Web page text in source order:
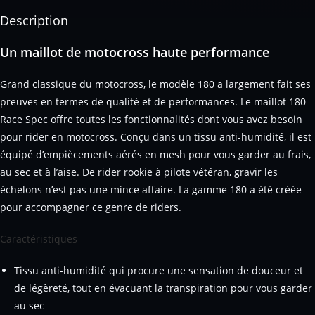
Description
Un maillot de motocross haute performance
Grand classique du motocross, le modèle 180 a largement fait ses
preuves en termes de qualité et de performances. Le maillot 180
Race Spec offre toutes les fonctionnalités dont vous avez besoin
pour rider en motocross. Conçu dans un tissu anti-humidité, il est
équipé d’empiècements aérés en mesh pour vous garder au frais,
au sec et à l’aise. De rider rookie à pilote vétéran, gravir les
échelons n’est pas une mince affaire. La gamme 180 a été créée
pour accompagner ce genre de riders.
Caractéristiques
Tissu anti-humidité qui procure une sensation de douceur et
de légèreté, tout en évacuant la transpiration pour vous garder
au sec